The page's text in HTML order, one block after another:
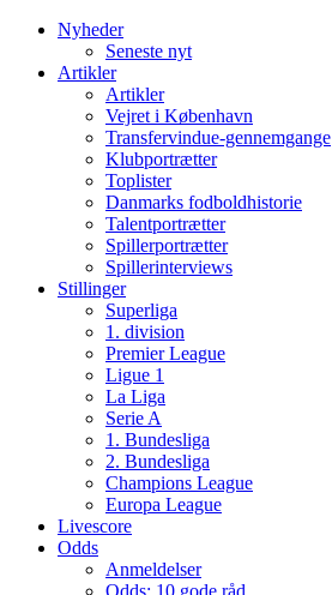
Nyheder
Seneste nyt
Artikler
Artikler
Vejret i København
Transfervindue-gennemgange
Klubportrætter
Toplister
Danmarks fodboldhistorie
Talentportrætter
Spillerportrætter
Spillerinterviews
Stillinger
Superliga
1. division
Premier League
Ligue 1
La Liga
Serie A
1. Bundesliga
2. Bundesliga
Champions League
Europa League
Livescore
Odds
Anmeldelser
Odds: 10 gode råd